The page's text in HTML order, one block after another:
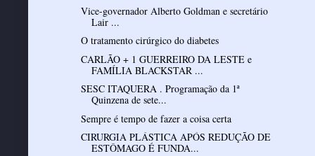
Vice-governador Alberto Goldman e secretário
Lair ...
O tratamento cirúrgico do diabetes
CARLÃO + 1 GUERREIRO DA LESTE e
FAMÍLIA BLACKSTAR ...
SESC ITAQUERA . Programação da 1ª
Quinzena de sete...
Sempre é tempo de fazer a coisa certa
CIRURGIA PLÁSTICA APÓS REDUÇÃO DE
ESTÔMAGO É FUNDA...